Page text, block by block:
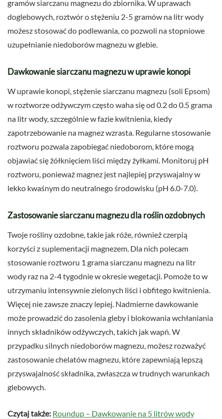
gramów siarczanu magnezu do zbiornika. W uprawach
doglebowych, roztwór o stężeniu 2-5 gramów na litr wody
możesz stosować do podlewania, co pozwoli na stopniowe
uzupełnianie niedoborów magnezu w glebie.
Dawkowanie siarczanu magnezu w uprawie konopi
W uprawie konopi, stężenie siarczanu magnezu (soli Epsom)
w roztworze odżywczym często waha się od 0.2 do 0.5 grama
na litr wody, szczególnie w fazie kwitnienia, kiedy
zapotrzebowanie na magnez wzrasta. Regularne stosowanie
roztworu pozwala zapobiegać niedoborom, które mogą
objawiać się żółknięciem liści między żyłkami. Monitoruj pH
roztworu, ponieważ magnez jest najlepiej przyswajalny w
lekko kwaśnym do neutralnego środowisku (pH 6.0-7.0).
Zastosowanie siarczanu magnezu dla roślin ozdobnych
Twoje rośliny ozdobne, takie jak róże, również czerpią
korzyści z suplementacji magnezem. Dla nich polecam
stosowanie roztworu 1 grama siarczanu magnezu na litr
wody raz na 2-4 tygodnie w okresie wegetacji. Pomoże to w
utrzymaniu intensywnie zielonych liści i obfitego kwitnienia.
Więcej nie zawsze znaczy lepiej. Nadmierne dawkowanie
może prowadzić do zasolenia gleby i blokowania wchłaniania
innych składników odżywczych, takich jak wapń. W
przypadku silnych niedoborów magnezu, możesz rozważyć
zastosowanie chelatów magnezu, które zapewniają lepszą
przyswajalność składnika, zwłaszcza w trudnych warunkach
glebowych.
Czytaj także: Roundup – Dawkowanie na 5 litrów wody